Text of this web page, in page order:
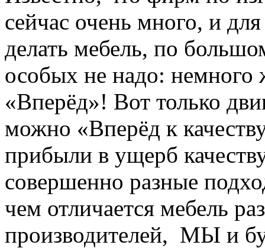
сейчас очень много, и
делать мебель, по
особых не надо: немного
«Вперёд»! Вот только
можно «Вперёд к
прибыли в ущерб
совершенно разные
чем отличается мебель
производителей, МЫ и